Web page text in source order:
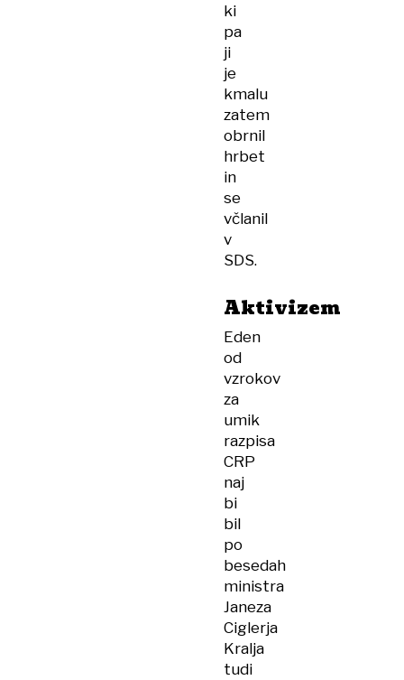
ki
pa
ji
je
kmalu
zatem
obrnil
hrbet
in
se
včlanil
v
SDS.
Aktivizem
Eden
od
vzrokov
za
umik
razpisa
CRP
naj
bi
bil
po
besedah
ministra
Janeza
Ciglerja
Kralja
tudi